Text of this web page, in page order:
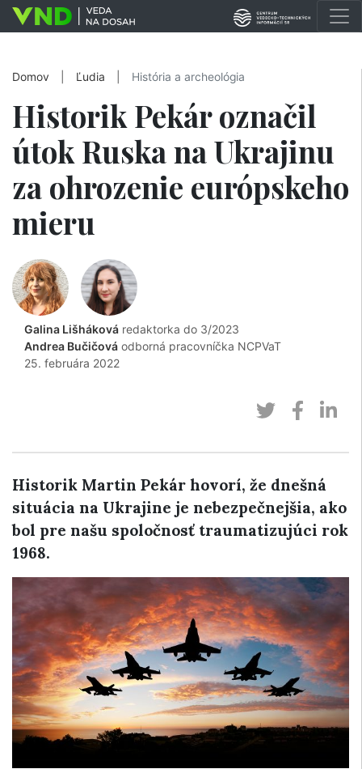
Domov Ľudia História a archeológia
Historik Pekár označil
útok Ruska na Ukrajinu
za ohrozenie európskeho
mieru
Galina Lišháková redaktorka do 3/2023
Andrea Bučičová odborná pracovníčka NCPVaT
25. februára 2022
Historik Martin Pekár hovorí, že dnešná
situácia na Ukrajine je nebezpečnejšia, ako
bol pre našu spoločnosť traumatizujúci rok
1968.